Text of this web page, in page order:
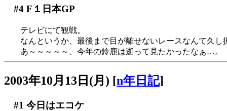
#4F１日本GP
テレビにて観戦。
なんというか、最後まで目が離せないレースなんて久し
あ～～～～～、今年の鈴鹿は逝って見たかったなぁ…。
2003年10月13日(月) [n年日記]
#1 今日はエコケ